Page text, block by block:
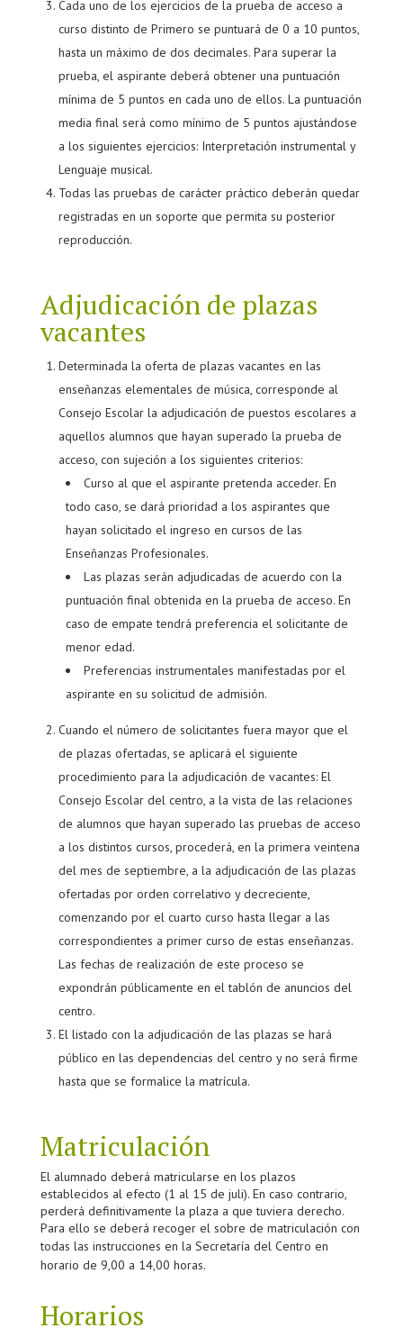
Cada uno de los ejercicios de la prueba de acceso a
curso distinto de Primero se puntuará de 0 a 10 puntos,
hasta un máximo de dos decimales. Para superar la
prueba, el aspirante deberá obtener una puntuación
mínima de 5 puntos en cada uno de ellos. La puntuación
media final será como mínimo de 5 puntos ajustándose
a los siguientes ejercicios: Interpretación instrumental y
Lenguaje musical.
Todas las pruebas de carácter práctico deberán quedar
registradas en un soporte que permita su posterior
reproducción.
Adjudicación de plazas
vacantes
Determinada la oferta de plazas vacantes en las
enseñanzas elementales de música, corresponde al
Consejo Escolar la adjudicación de puestos escolares a
aquellos alumnos que hayan superado la prueba de
acceso, con sujeción a los siguientes criterios:
Curso al que el aspirante pretenda acceder. En
todo caso, se dará prioridad a los aspirantes que
hayan solicitado el ingreso en cursos de las
Enseñanzas Profesionales.
Las plazas serán adjudicadas de acuerdo con la
puntuación final obtenida en la prueba de acceso. En
caso de empate tendrá preferencia el solicitante de
menor edad.
Preferencias instrumentales manifestadas por el
aspirante en su solicitud de admisión.
Cuando el número de solicitantes fuera mayor que el
de plazas ofertadas, se aplicará el siguiente
procedimiento para la adjudicación de vacantes: El
Consejo Escolar del centro, a la vista de las relaciones
de alumnos que hayan superado las pruebas de acceso
a los distintos cursos, procederá, en la primera veintena
del mes de septiembre, a la adjudicación de las plazas
ofertadas por orden correlativo y decreciente,
comenzando por el cuarto curso hasta llegar a las
correspondientes a primer curso de estas enseñanzas.
Las fechas de realización de este proceso se
expondrán públicamente en el tablón de anuncios del
centro.
El listado con la adjudicación de las plazas se hará
público en las dependencias del centro y no será firme
hasta que se formalice la matrícula.
Matriculación
El alumnado deberá matricularse en los plazos
establecidos al efecto (1 al 15 de juli). En caso contrario,
perderá definitivamente la plaza a que tuviera derecho.
Para ello se deberá recoger el sobre de matriculación con
todas las instrucciones en la Secretaría del Centro en
horario de 9,00 a 14,00 horas.
Horarios